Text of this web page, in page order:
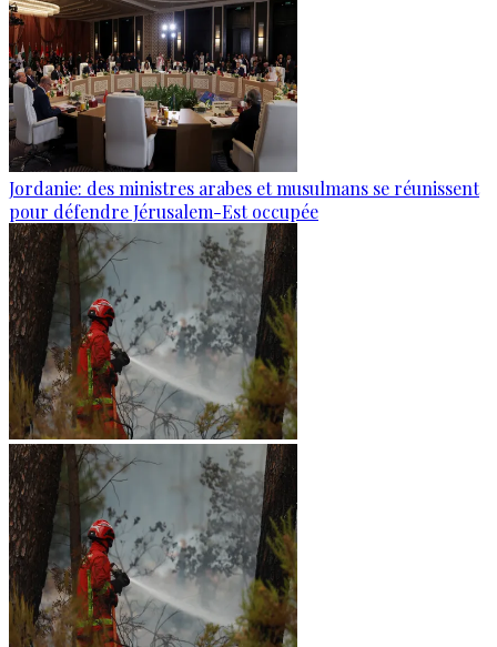
Jordanie: des ministres arabes et musulmans se réunissent
pour défendre Jérusalem-Est occupée